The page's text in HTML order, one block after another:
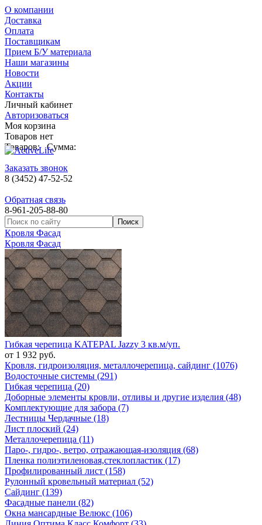
О компании
Доставка
Оплата
Поставщикам
Прием Б/У материала
Наши магазины
Новости
Акции
Контакты
Личный кабинет
Авторизоваться
Моя корзина
Товаров нет
Товаров: Сумма:
Заказать звонок
8 (3452) 47-52-52
Обратная связь
8-961-205-88-80
Кровля Фасад
Кровля Фасад
Гибкая черепица KATEPAL Jazzy 3 кв.м/уп.
от 1 932 руб.
Кровля, гидроизоляция, металлочерепица, сайдинг (1076)
Водосточные системы (291)
Гибкая черепица (20)
Доборные элементы кровли, отливы и другие изделия (48)
Комплектующие для забора (7)
Лестницы Чердачные (18)
Лист плоский (24)
Металлочерепица (11)
Паро-, гидро-, ветро, отражающая-изоляция (68)
Пленка полиэтиленовая,стеклопластик (17)
Профилированный лист (158)
Рулонный кровельный материал (52)
Сайдинг (139)
Фасадные панели (82)
Окна мансардные Велюкс (106)